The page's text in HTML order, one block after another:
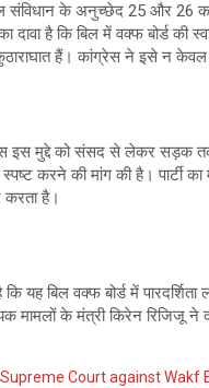
संविधान के अनुच्छेद 25 और 26
दावा है कि बिल में वक्फ बोर्ड
हैं। कांग्रेस ने इसे न
इस मुद्दे को संसद से लेकर सड़क
करने की मांग की है। पार्टी का
करता है।
यह बिल वक्फ बोर्ड में
के मंत्री किरेन रिजिजू ने
Court against